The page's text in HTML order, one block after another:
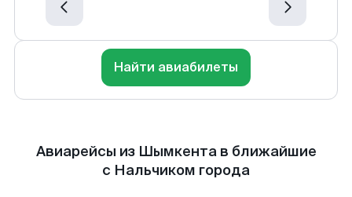
Найти авиабилеты
Авиарейсы из Шымкента в ближайшие
с Нальчиком города